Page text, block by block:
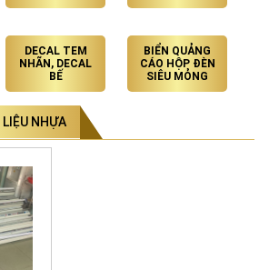
DECAL TEM
NHÃN, DECAL
BẾ
BIỂN QUẢNG
CÁO HỘP ĐÈN
SIÊU MỎNG
NHỰA